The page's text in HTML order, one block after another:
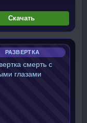
Скачать
РАЗВЕРТКА